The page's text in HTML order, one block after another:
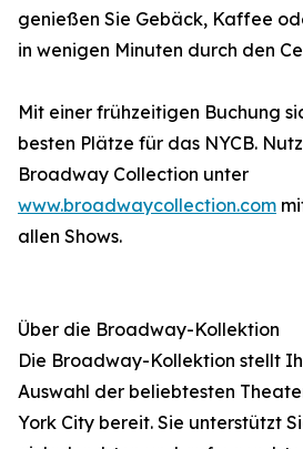
genießen Sie Gebäck, Kaffee
in wenigen Minuten durch den
Mit einer frühzeitigen Buchung
besten Plätze für das NYCB.
Broadway Collection unter
www.broadwaycollection.com
allen Shows.
Über die Broadway-Kollektion
Die Broadway-Kollektion stellt
Auswahl der beliebtesten
York City bereit. Sie unterstützt